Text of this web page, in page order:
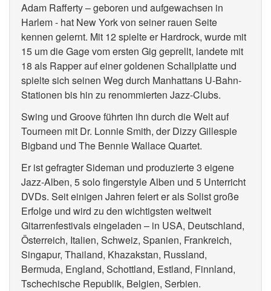
Adam Rafferty – geboren und aufgewachsen in
Harlem - hat New York von seiner rauen Seite
kennen gelernt. Mit 12 spielte er Hardrock, wurde mit
15 um die Gage vom ersten Gig geprellt, landete mit
18 als Rapper auf einer goldenen Schallplatte und
spielte sich seinen Weg durch Manhattans U-Bahn-
Stationen bis hin zu renommierten Jazz-Clubs.
Swing und Groove führten ihn durch die Welt auf
Tourneen mit Dr. Lonnie Smith, der Dizzy Gillespie
Bigband und The Bennie Wallace Quartet.
Er ist gefragter Sideman und produzierte 3 eigene
Jazz-Alben, 5 solo fingerstyle Alben und 5 Unterricht
DVDs. Seit einigen Jahren feiert er als Solist große
Erfolge und wird zu den wichtigsten weltweit
Gitarrenfestivals eingeladen – in USA, Deutschland,
Österreich, Italien, Schweiz, Spanien, Frankreich,
Singapur, Thailand, Khazakstan, Russland,
Bermuda, England, Schottland, Estland, Finnland,
Tschechische Republik, Belgien, Serbien.